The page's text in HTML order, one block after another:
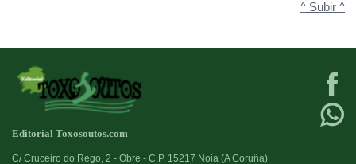
^ Subir ^
Editorial Toxosoutos.com
C/ Cruceiro do Rego, 2 - Obre - C.P. 15217 Noia (A Coruña)